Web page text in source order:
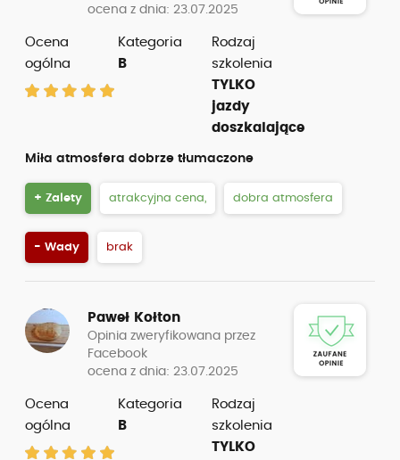
ocena z dnia: 23.07.2025
Ocena
ogólna
Kategoria
B
Rodzaj
szkolenia
TYLKO
jazdy
doszkalające
Miła atmosfera dobrze tłumaczone
+ Zalety atrakcyjna cena, dobra atmosfera
- Wady brak
Paweł Kołton
Opinia zweryfikowana przez
Facebook
ocena z dnia: 23.07.2025
Ocena
ogólna
Kategoria
B
Rodzaj
szkolenia
TYLKO